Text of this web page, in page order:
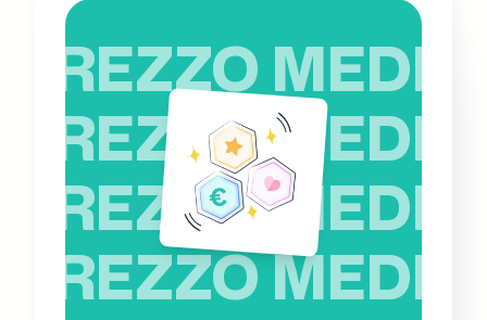
PREZZO MEDIO
PREZZO MEDIO
PREZZO MEDIO
PREZZO MEDIO